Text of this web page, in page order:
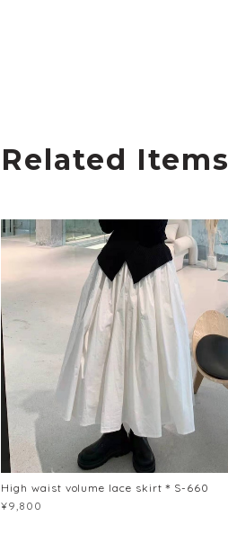
Related Items
High waist volume lace skirt＊S-660
¥9,800